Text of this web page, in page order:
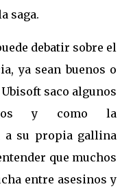
saga.
debatir sobre el
ya sean buenos o
saco algunos
y como la
a su propia gallina
que muchos
entre asesinos y